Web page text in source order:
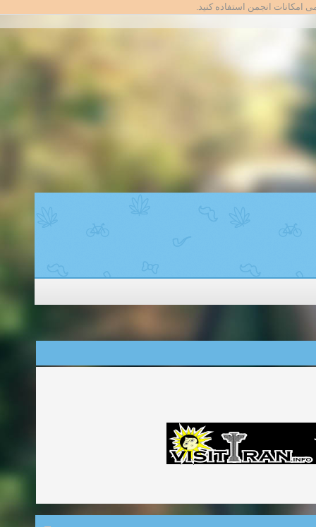
امکانات انجمن استفاده کنید.